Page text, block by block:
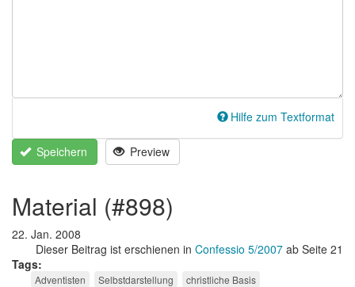
Hilfe zum Textformat
Speichern Preview
material (#898)
22. Jan. 2008
Dieser Beitrag ist erschienen in Confessio 5/2007 ab Seite 21
Tags
Adventisten Selbstdarstellung
christliche Basis